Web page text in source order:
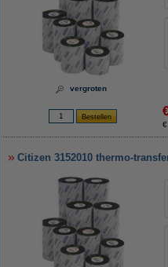
vergroten
Citizen 3152010 thermo-